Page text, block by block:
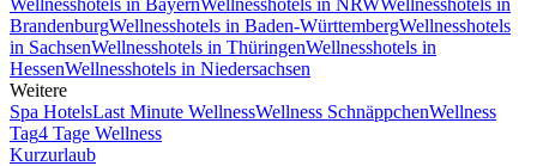
BrandenburgWellnesshotels in Baden-WürttembergWellnesshotels
in SachsenWellnesshotels in ThüringenWellnesshotels in
HessenWellnesshotels in Niedersachsen
Weitere
Spa HotelsLast Minute WellnessWellness SchnäppchenWellness
Tag4 Tage Wellness
Kurzurlaub